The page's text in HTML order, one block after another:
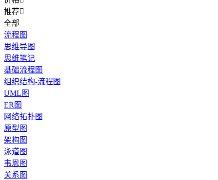
推荐
全部
流程图
思维导图
思维笔记
基础流程图
组织结构-流程图
UML图
ER图
网络拓扑图
原型图
架构图
泳道图
韦恩图
关系图